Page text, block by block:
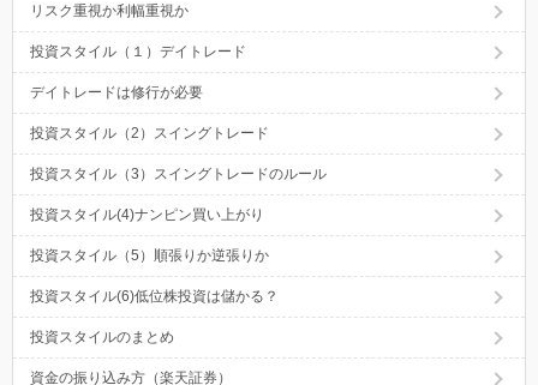
リスク重視か利幅重視か
投資スタイル（１）デイトレード
デイトレードは修行が必要
投資スタイル（2）スイングトレード
投資スタイル（3）スイングトレードのルール
投資スタイル(4)ナンピン買い上がり
投資スタイル（5）順張りか逆張りか
投資スタイル(6)低位株投資は儲かる？
投資スタイルのまとめ
資金の振り込み方（楽天証券）